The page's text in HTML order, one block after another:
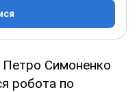
Петро Симоненко
робота по